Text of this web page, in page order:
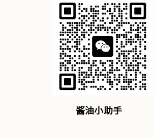
酱油小助手